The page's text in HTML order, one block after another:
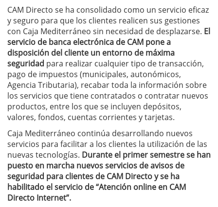
CAM Directo se ha consolidado como un servicio eficaz
y seguro para que los clientes realicen sus gestiones
con Caja Mediterráneo sin necesidad de desplazarse. El
servicio de banca electrónica de CAM pone a
disposición del cliente un entorno de máxima
seguridad para realizar cualquier tipo de transacción,
pago de impuestos (municipales, autonómicos,
Agencia Tributaria), recabar toda la información sobre
los servicios que tiene contratados o contratar nuevos
productos, entre los que se incluyen depósitos,
valores, fondos, cuentas corrientes y tarjetas.
Caja Mediterráneo continúa desarrollando nuevos
servicios para facilitar a los clientes la utilización de las
nuevas tecnologías. Durante el primer semestre se han
puesto en marcha nuevos servicios de avisos de
seguridad para clientes de CAM Directo y se ha
habilitado el servicio de “Atención online en CAM
Directo Internet”.